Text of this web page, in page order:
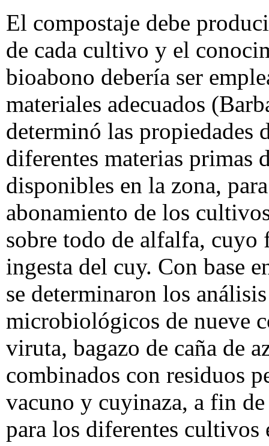
El compostaje debe
de cada cultivo y el
bioabono debería ser
materiales adecuados
determinó las propiedades
diferentes materias primas
disponibles en la zona,
abonamiento de los
sobre todo de alfalfa, cuyo
ingesta del cuy. Con base
se determinaron los
microbiológicos de nueve
viruta, bagazo de caña de
combinados con residuos
vacuno y cuyinaza, a fin
para los diferentes